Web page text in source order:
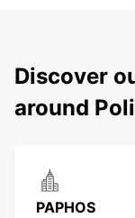
Discover
around
PAPHOS